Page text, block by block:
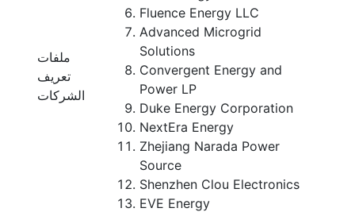
ملفات
تعريف
الشركات
Fluence Energy LLC
Advanced Microgrid
Solutions
Convergent Energy and
Power LP
Duke Energy Corporation
NextEra Energy
Zhejiang Narada Power
Source
Shenzhen Clou Electronics
EVE Energy